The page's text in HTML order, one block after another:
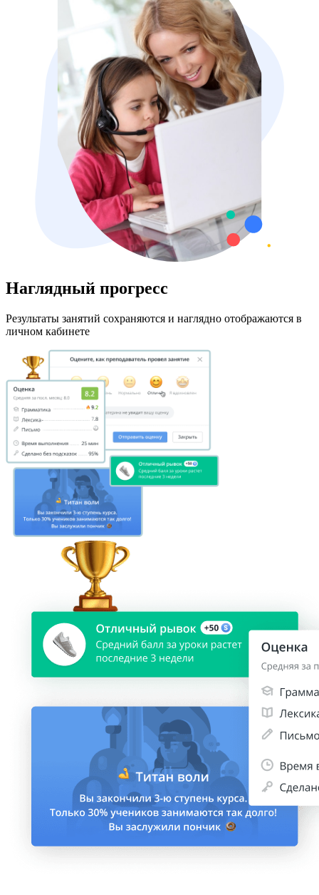
Наглядный прогресс
Результаты занятий сохраняются и наглядно отображаются в
личном кабинете